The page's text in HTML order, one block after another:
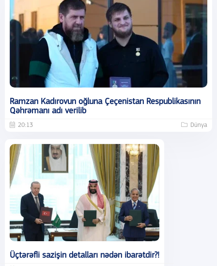
Ramzan Kadırovun oğluna Çeçenistan Respublikasının
Qəhrəmanı adı verilib
20:13 Dünya
Üçtərəfli sazişin detalları nədən ibarətdir?!